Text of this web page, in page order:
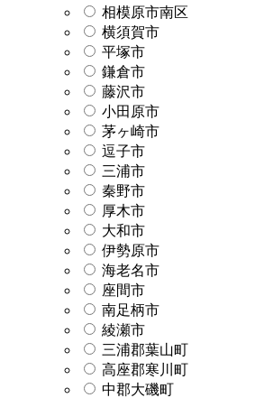
相模原市南区
横須賀市
平塚市
鎌倉市
藤沢市
小田原市
茅ヶ崎市
逗子市
三浦市
秦野市
厚木市
大和市
伊勢原市
海老名市
座間市
南足柄市
綾瀬市
三浦郡葉山町
高座郡寒川町
中郡大磯町